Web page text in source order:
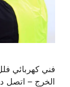
فني كهربائي
الخرج – اتصل